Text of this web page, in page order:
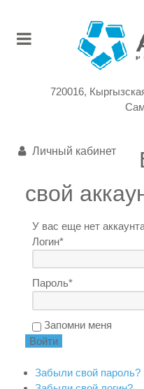
720016,
Личный кабинет
свой
У вас еще нет
Логин*
Пароль*
Запомни меня
Забыли свой пароль?